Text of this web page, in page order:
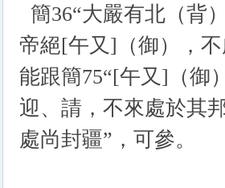
簡36“大嚴有北（背
帝絕[午又]（御），
能跟簡75“[午又]（御
迎、請，不來處於其
處尚封疆”，可參。